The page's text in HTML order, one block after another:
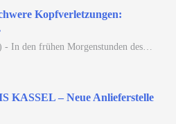
Kopfverletzungen:
In den frühen Morgenstunden des…
KASSEL – Neue Anlieferstelle